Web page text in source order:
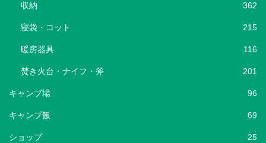
収納 362
寝袋・コット 215
暖房器具 116
焚き火台・ナイフ・斧 201
キャンプ場 96
キャンプ飯 69
ショップ 25